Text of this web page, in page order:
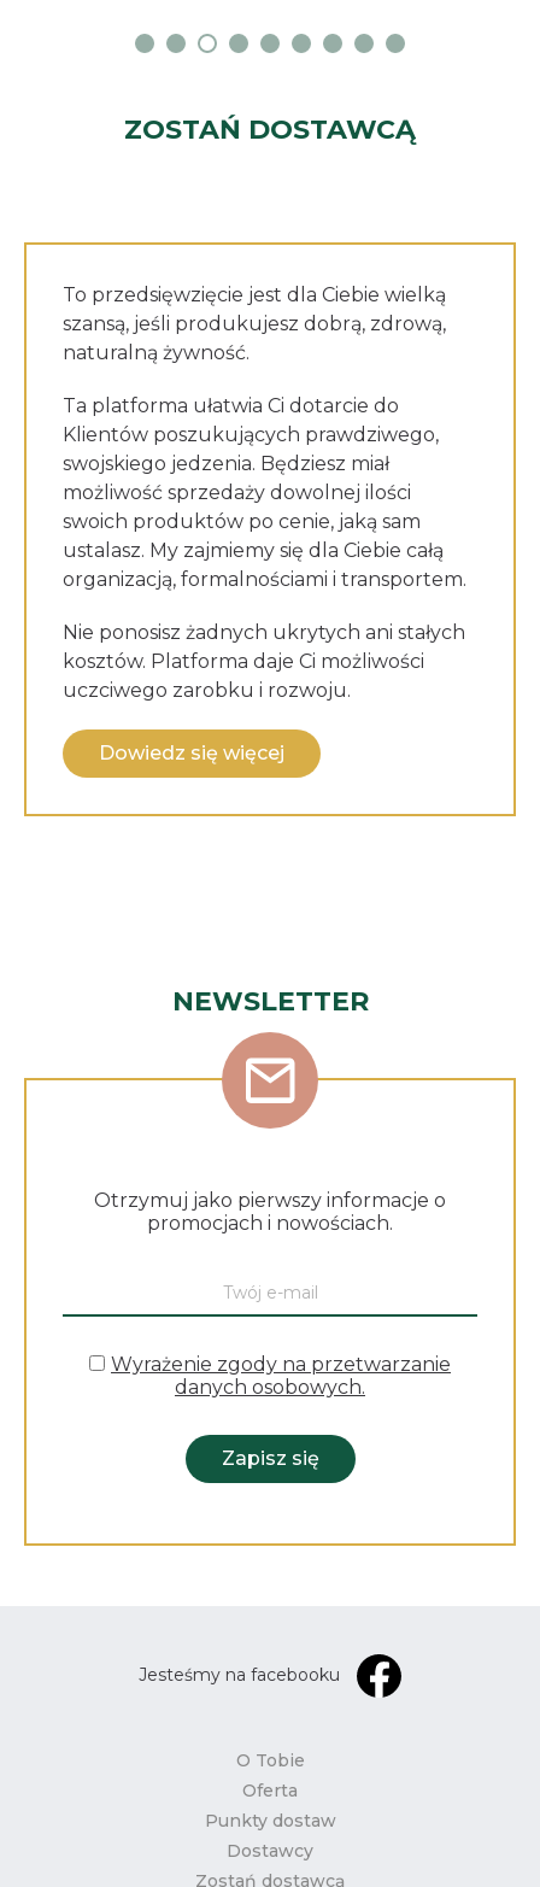
ZOSTAŃ DOSTAWCĄ
To przedsięwzięcie jest dla Ciebie wielką
szansą, jeśli produkujesz dobrą, zdrową,
naturalną żywność.
Ta platforma ułatwia Ci dotarcie do
Klientów poszukujących prawdziwego,
swojskiego jedzenia. Będziesz miał
możliwość sprzedaży dowolnej ilości
swoich produktów po cenie, jaką sam
ustalasz. My zajmiemy się dla Ciebie całą
organizacją, formalnościami i transportem.
Nie ponosisz żadnych ukrytych ani stałych
kosztów. Platforma daje Ci możliwości
uczciwego zarobku i rozwoju.
Dowiedz się więcej
NEWSLETTER
Otrzymuj jako pierwszy informacje o
promocjach i nowościach.
Wyrażenie zgody na przetwarzanie
danych osobowych.
Zapisz się
Jesteśmy na facebooku
O Tobie
Oferta
Punkty dostaw
Dostawcy
Zostań dostawcą